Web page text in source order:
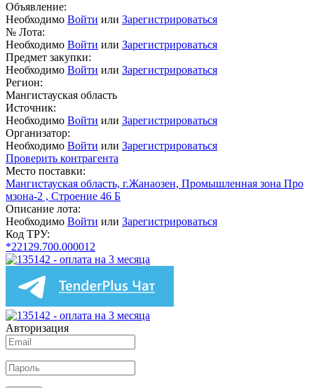
Объявление:
Необходимо Войти или Зарегистрироваться
№ Лота:
Необходимо Войти или Зарегистрироваться
Предмет закупки:
Необходимо Войти или Зарегистрироваться
Регион:
Мангистауская область
Источник:
Необходимо Войти или Зарегистрироваться
Организатор:
Необходимо Войти или Зарегистрироваться
Проверить контрагента
Место поставки:
Мангистауская область, г.Жанаозен, Промышленная зона Про
мзона-2 , Строение 46 Б
Описание лота:
Необходимо Войти или Зарегистрироваться
Код ТРУ:
*22129.700.000012
Авторизация